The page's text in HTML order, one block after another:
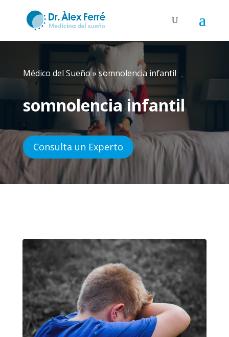
Médico del Sueño»somnolencia infantil
somnolencia infantil
Consulta un Experto